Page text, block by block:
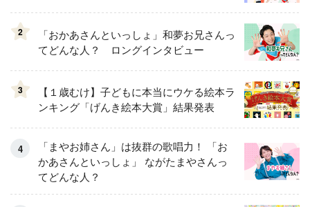
2
「おかあさんといっしょ」和夢お兄さんっ
てどんな人？ ロングインタビュー
3
【１歳むけ】子どもに本当にウケる絵本ラ
ンキング「げんき絵本大賞」結果発表
「まやお姉さん」は抜群の歌唱力！ 「お
かあさんといっしょ」 ながたまやさんっ
てどんな人？